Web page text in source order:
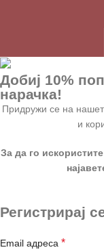
Добиј 10%
нарачка!
Придружи се на
и
За да го
Регистрирај
Email адреса *